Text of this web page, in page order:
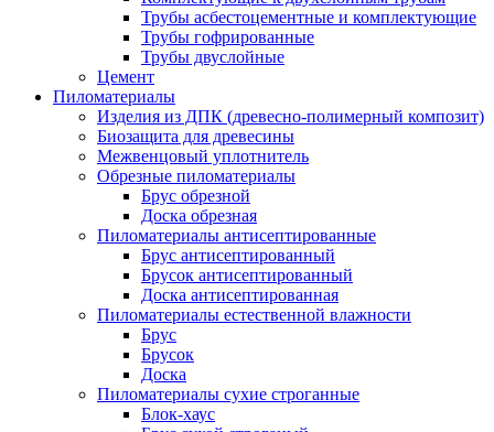
Трубы асбестоцементные и комплектующие
Трубы гофрированные
Трубы двуслойные
Цемент
Пиломатериалы
Изделия из ДПК (древесно-полимерный композит)
Биозащита для древесины
Межвенцовый уплотнитель
Обрезные пиломатериалы
Брус обрезной
Доска обрезная
Пиломатериалы антисептированные
Брус антисептированный
Брусок антисептированный
Доска антисептированная
Пиломатериалы естественной влажности
Брус
Брусок
Доска
Пиломатериалы сухие строганные
Блок-хаус